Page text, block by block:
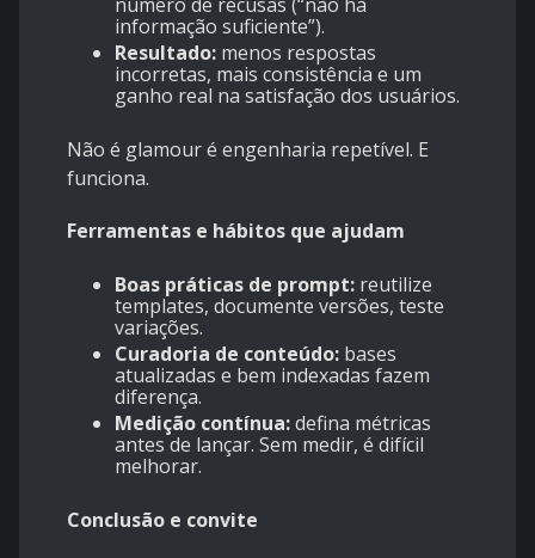
informação suficiente”).
Resultado: menos respostas
incorretas, mais consistência e um
ganho real na satisfação dos usuários.
Não é glamour é engenharia repetível. E
funciona.
Ferramentas e hábitos que ajudam
Boas práticas de prompt: reutilize
templates, documente versões, teste
variações.
Curadoria de conteúdo: bases
atualizadas e bem indexadas fazem
diferença.
Medição contínua:defina métricas
antes de lançar. Sem medir, é difícil
melhorar.
Conclusão e convite